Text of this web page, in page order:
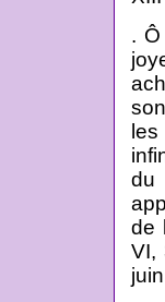
.
du
de
VI,